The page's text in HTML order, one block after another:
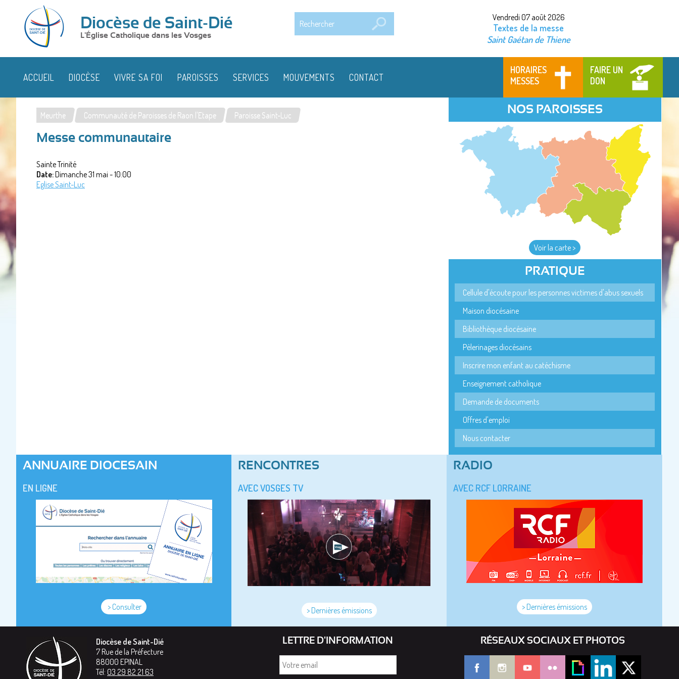
Diocèse de Saint-Dié
L'Église Catholique dans les Vosges
Vendredi 07 août 2026
Textes de la messe
Saint Gaétan de Thiene
HORAIRES
MESSES
FAIRE UN
DON
ACCUEIL DIOCÈSE VIVRE SA FOI PAROISSES SERVICES MOUVEMENTS CONTACT
Vous
êtes
ici
Meurthe Communauté de Paroisses de Raon l'Etape Paroisse Saint-Luc
Messe communautaire
Sainte Trinité
Date:Dimanche 31 mai - 10:00
Eglise Saint-Luc
NOS PAROISSES
Voir la carte >
PRATIQUE
Cellule d'écoute pour les personnes victimes d'abus sexuels
Maison diocésaine
Bibliothèque diocésaine
Pèlerinages diocésains
Inscrire mon enfant au catéchisme
Enseignement catholique
Demande de documents
Offres d'emploi
Nous contacter
ANNUAIRE DIOCESAIN
EN LIGNE
> Consulter
RENCONTRES
AVEC VOSGES TV
> Dernières émissions
RADIO
AVEC RCF LORRAINE
> Dernières émissions
Diocèse de Saint-Dié
7 Rue de la Préfecture
88000 EPINAL
Tél: 03 29 82 21 63
LETTRE D'INFORMATION RÉSEAUX SOCIAUX ET PHOTOS